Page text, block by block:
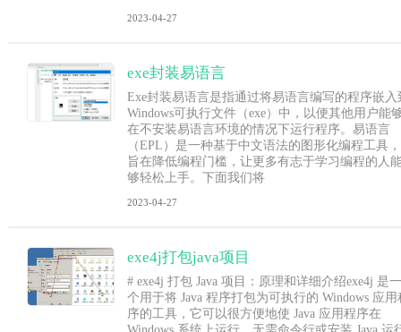
2023-04-27
exe封装易语言
Exe封装易语言是指通过将易语言编写的程序嵌入
Windows可执行文件（exe）中，以便其他用户能
在不安装易语言环境的情况下运行程序。易语言
（EPL）是一种基于中文语法的图形化编程工具，
旨在降低编程门槛，让更多有志于学习编程的人
够轻松上手。下面我们将
2023-04-27
exe4j打包java项目
# exe4j 打包 Java 项目：原理和详细介绍exe4j 是一
个用于将 Java 程序打包为可执行的 Windows 应用
序的工具，它可以很方便地使 Java 应用程序在